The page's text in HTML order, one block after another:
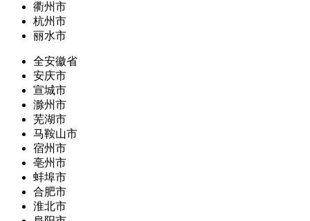
衢州市
杭州市
丽水市
全安徽省
安庆市
宣城市
滁州市
芜湖市
马鞍山市
宿州市
亳州市
蚌埠市
合肥市
淮北市